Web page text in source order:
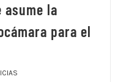
la
para el